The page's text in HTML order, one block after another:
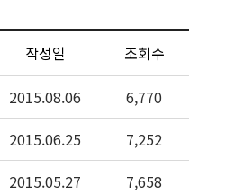
작성일 조회수
2015.08.06
6,770
2015.06.25
7,252
2015.05.27
7,658